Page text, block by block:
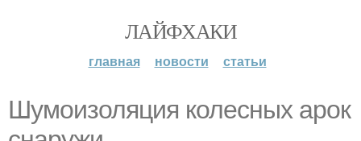
ЛАЙФХАКИ
главная новости статьи
Шумоизоляция колесных арок